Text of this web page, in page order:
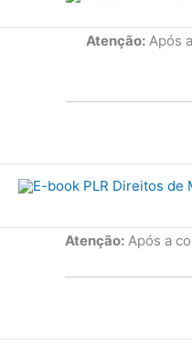
Atenção:Após
Atenção: Após a